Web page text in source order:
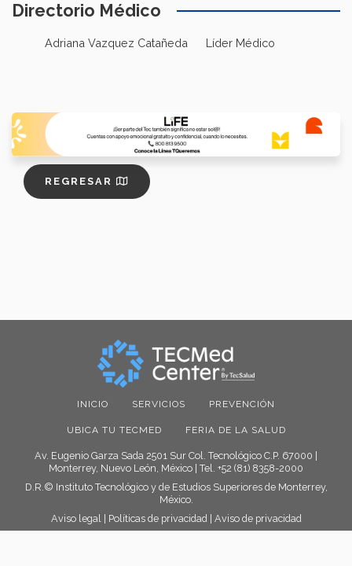
Directorio Médico
Adriana Vazquez Catañeda Líder Médico
REGRESAR
INICIO SERVICIOS PREVENCIÓN
UBICA TU TECMED FERIA DE LA SALUD
Av. Eugenio Garza Sada 2501 Sur Col. Tecnológico C.P. 67000 |
Monterrey, Nuevo León, México | Tel. +52 (81) 8358-2000
D.R.© Instituto Tecnológico y de Estudios Superiores de Monterrey,
México.
Aviso legal
Políticas de privacidad Aviso de privacidad